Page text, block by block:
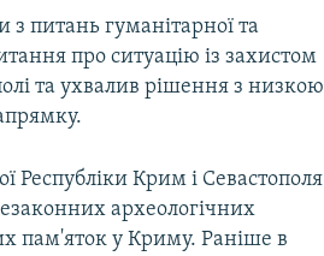
питань гуманітарної та
про ситуацію із захистом
та ухвалив рішення з низкою
Республіки Крим і Севастополя
археологічних
пам'яток у Криму. Раніше в